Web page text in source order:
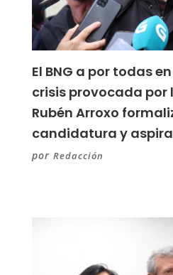
El BNG a por todas
crisis provocada por
Rubén Arroxo
candidatura y
por Redacción